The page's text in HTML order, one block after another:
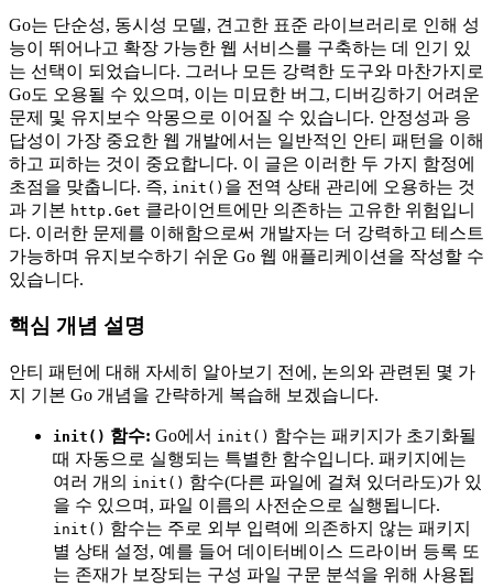
Go는 단순성, 동시성 모델, 견고한 표준 라이브러리로 인해 성
능이 뛰어나고 확장 가능한 웹 서비스를 구축하는 데 인기 있
는 선택이 되었습니다. 그러나 모든 강력한 도구와 마찬가지로
Go도 오용될 수 있으며, 이는 미묘한 버그, 디버깅하기 어려운
문제 및 유지보수 악몽으로 이어질 수 있습니다. 안정성과 응
답성이 가장 중요한 웹 개발에서는 일반적인 안티 패턴을 이해
하고 피하는 것이 중요합니다. 이 글은 이러한 두 가지 함정에
초점을 맞춥니다. 즉, init() 을 전역 상태 관리에 오용하는 것
과 기본 http.Get 클라이언트에만 의존하는 고유한 위험입니
다. 이러한 문제를 이해함으로써 개발자는 더 강력하고 테스트
가능하며 유지보수하기 쉬운 Go 웹 애플리케이션을 작성할 수
있습니다.
핵심 개념 설명
안티 패턴에 대해 자세히 알아보기 전에, 논의와 관련된 몇 가
지 기본 Go 개념을 간략하게 복습해 보겠습니다.
init() 함수: Go에서 init() 함수는 패키지가 초기화될
때 자동으로 실행되는 특별한 함수입니다. 패키지에는
여러 개의 init() 함수(다른 파일에 걸쳐 있더라도)가 있
을 수 있으며, 파일 이름의 사전순으로 실행됩니다.
init() 함수는 주로 외부 입력에 의존하지 않는 패키지
별 상태 설정, 예를 들어 데이터베이스 드라이버 등록 또
는 존재가 보장되는 구성 파일 구문 분석을 위해 사용됩